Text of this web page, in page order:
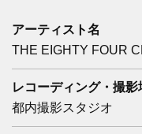
アーティスト名
THE EIGHTY FOUR
レコーディング・撮影
都内撮影スタジオ